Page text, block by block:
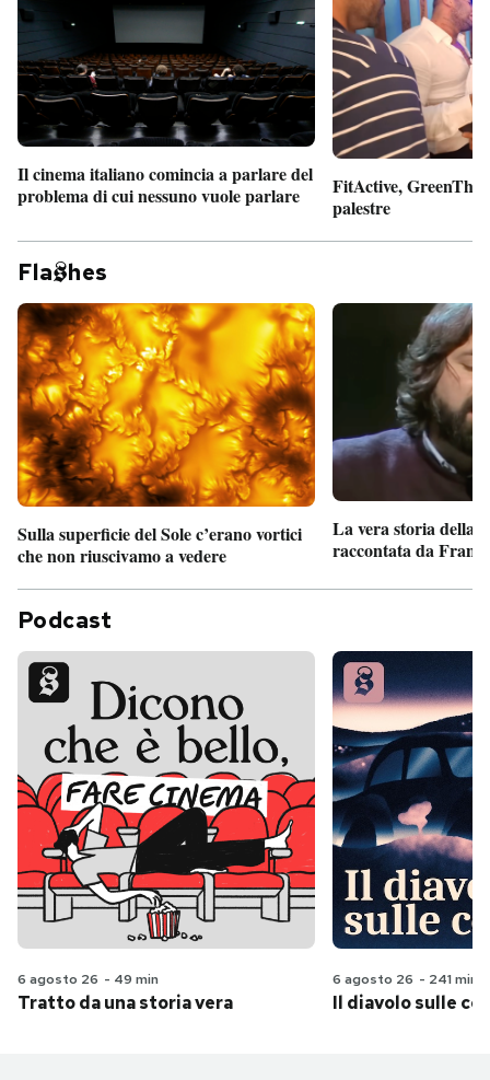
Il cinema italiano comincia a parlare del
problema di cui nessuno vuole parlare
FitActive,
palestre
Fla hes
Sulla superficie del Sole c’erano vortici
che non riuscivamo a vedere
La vera storia della
raccontata da
Podcast
6 agosto 26 - 49 min
Tratto da una storia vera
6 agosto 26 - 241 min
Il diavolo sulle